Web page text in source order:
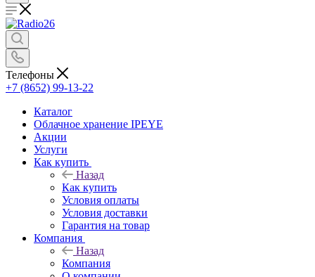
Телефоны
+7 (8652) 99-13-22
Каталог
Облачное хранение IPEYE
Акции
Услуги
Как купить
Назад
Как купить
Условия оплаты
Условия доставки
Гарантия на товар
Компания
Назад
Компания